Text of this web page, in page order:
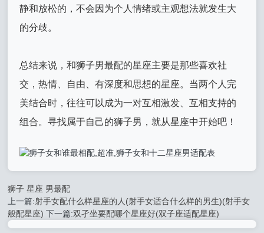
静和放松的，不会因为个人情绪或主观想法就发生大
的分歧。
总结来说，和狮子男最配的星座主要是那些喜欢社
交，热情、自由、有深度和思想的星座。当两个人完
美结合时，往往可以成为一对互相激发、互相支持的
组合。寻找属于自己的狮子男，就从星座中开始吧！
狮子 星座 男最配
上一篇:射手女配什么样星座的人(射手女适合什么样的男生)(射手女
般配星座) 下一篇:双孑坐要配哪个星座好(双子座适配星座)